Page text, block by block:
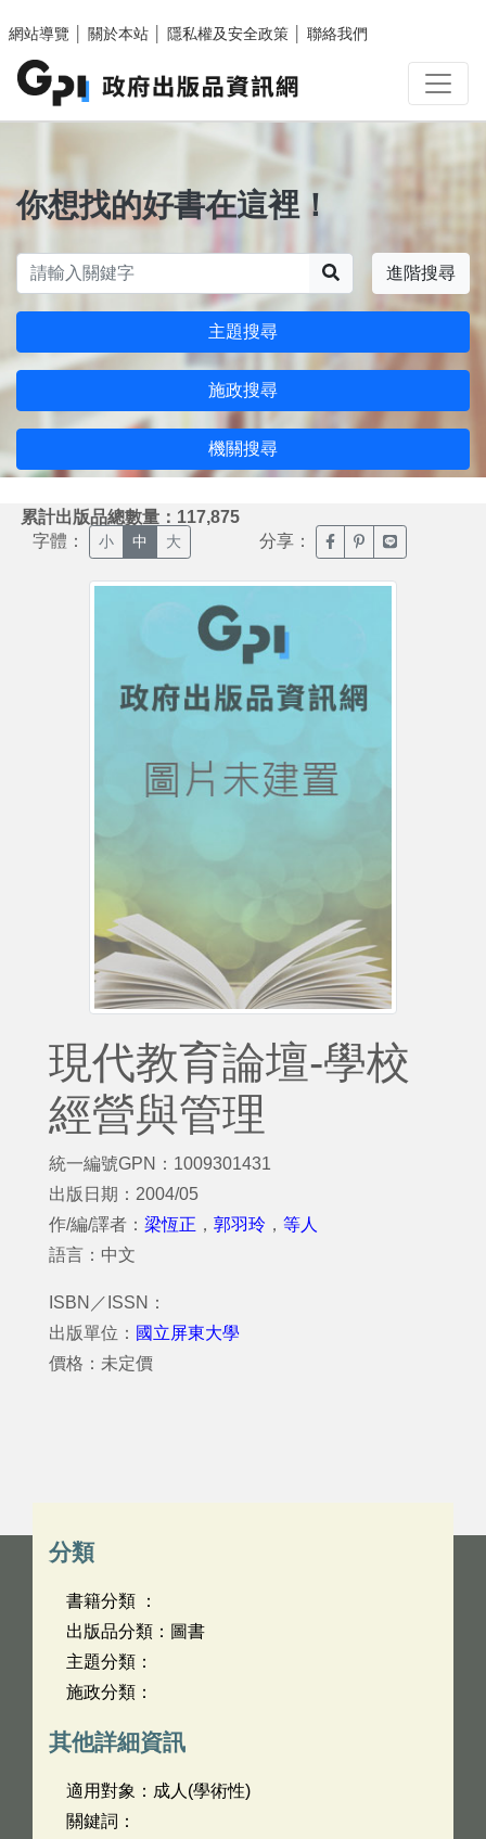
網站導覽
關於本站 隱私權及安全政策 聯絡我們
你想找的好書在這裡！
進階搜尋
主題搜尋
施政搜尋
機關搜尋
累計出版品總數量：117,875
字體： 小 中 大 分享： 臉書分享(另開新視窗)
噗浪分享(另開新
Line分享(另
現代教育論壇-學校
經營與管理
統一編號GPN：1009301431
出版日期：2004/05
作/編/譯者： 梁恆正 ， 郭羽玲 ， 等人
語言：中文
ISBN／ISSN：
出版單位： 國立屏東大學
價格：未定價
分類
書籍分類 ：
出版品分類：圖書
主題分類：
施政分類：
其他詳細資訊
適用對象：成人(學術性)
關鍵詞：